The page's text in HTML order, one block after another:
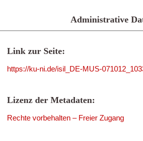
Administrative
Link zur Seite:
https://ku-ni.de/isil_DE-MUS-
Lizenz der Metadaten:
Rechte vorbehalten – Freier Zugang